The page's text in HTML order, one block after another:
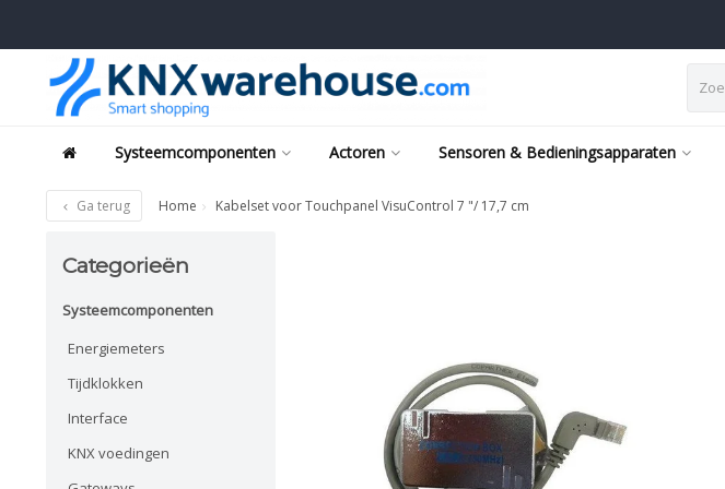
Systeemcomponenten Actoren Sensoren & Bedieningsapparaten
Ga terug Home Kabelset voor Touchpanel VisuControl 7 "/ 17,7 cm
Categorieën
Systeemcomponenten
Energiemeters
Tijdklokken
Interface
KNX voedingen